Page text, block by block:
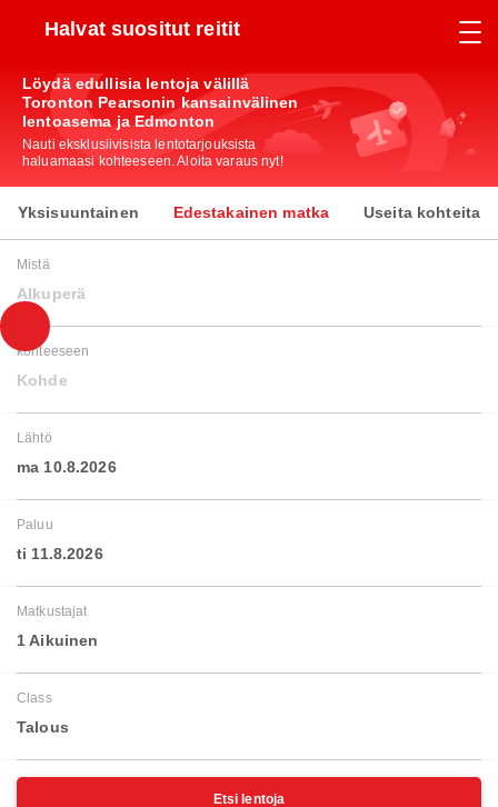
Halvat suositut reitit
Löydä edullisia lentoja välillä
Toronton Pearsonin kansainvälinen
lentoasema ja Edmonton
Nauti eksklusiivisista lentotarjouksista
haluamaasi kohteeseen. Aloita varaus nyt!
Yksisuuntainen Edestakainen matka Useita kohteita
Mistä
Alkuperä
kohteeseen
Kohde
Lähtö
ma 10.8.2026
Paluu
ti 11.8.2026
Matkustajat
1 Aikuinen
Class
Talous
Etsi lentoja